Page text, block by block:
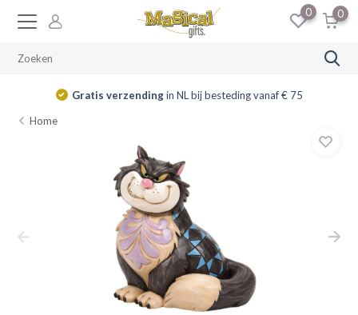
0 0
Gratis verzendingin NL bij besteding vanaf € 75
Home